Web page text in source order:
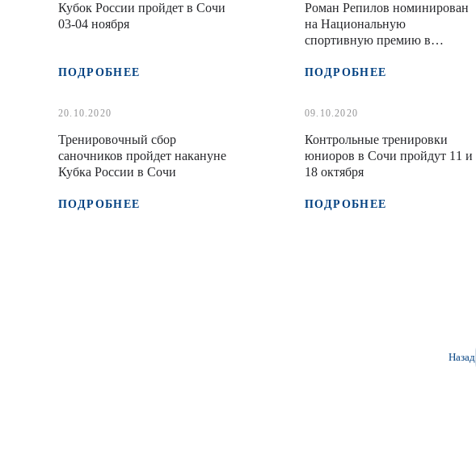
Кубок России пройдет в Сочи
03-04 ноября
ПОДРОБНЕЕ
Роман Репилов номинирован
на Национальную
спортивную премию в
ПОДРОБНЕЕ
20.10.2020
Тренировочный сбор
саночников пройдет накануне
Кубка России в Сочи
ПОДРОБНЕЕ
09.10.2020
Контрольные тренировки
юниоров в Сочи пройдут 11 и
18 октября
ПОДРОБНЕЕ
Назад